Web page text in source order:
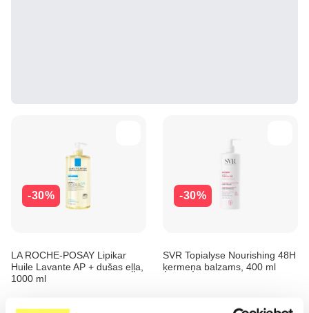
-30%
LA ROCHE-POSAY Lipikar
Huile Lavante AP + dušas eļļa,
1000 ml
-30%
SVR Topialyse Nourishing 48H
ķermeņa balzams, 400 ml